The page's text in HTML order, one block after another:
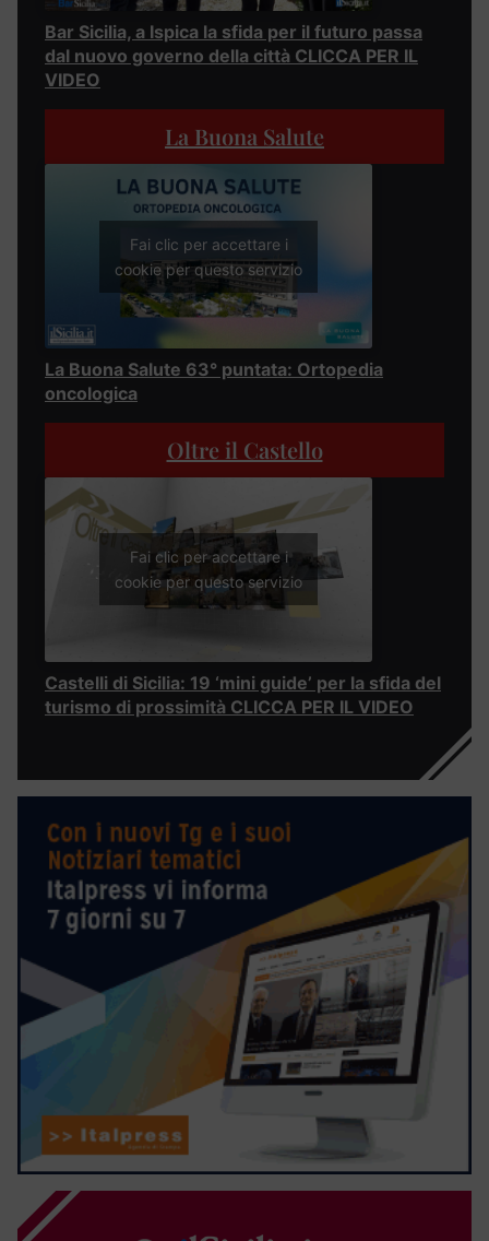
Bar Sicilia, a Ispica la sfida per il futuro passa
dal nuovo governo della città CLICCA PER IL
VIDEO
La Buona Salute
Fai clic per accettare i
cookie per questo servizio
La Buona Salute 63° puntata: Ortopedia
oncologica
Oltre il Castello
Fai clic per accettare i
cookie per questo servizio
Castelli di Sicilia: 19 ‘mini guide’ per la sfida del
turismo di prossimità CLICCA PER IL VIDEO